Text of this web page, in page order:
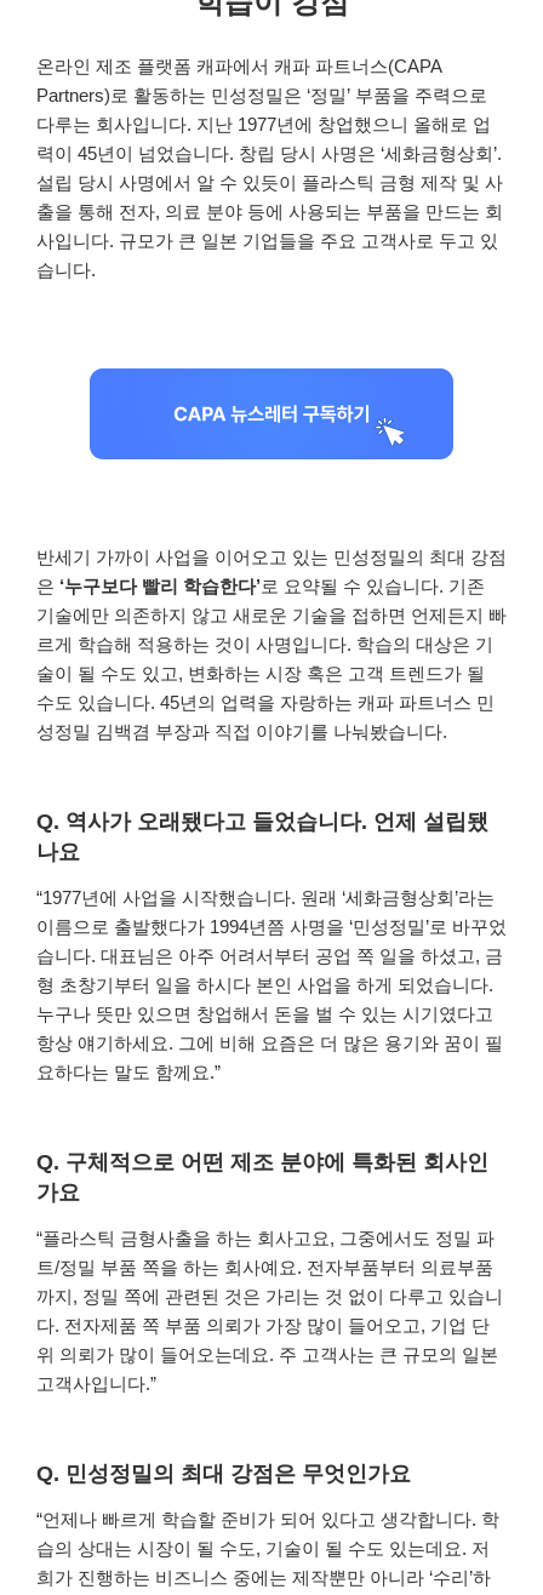
온라인 제조 플랫폼 캐파에서 캐파 파트너스(CAPA
Partners)로 활동하는 민성정밀은 ‘정밀’ 부품을 주력으로
다루는 회사입니다. 지난 1977년에 창업했으니 올해로 업
력이 45년이 넘었습니다. 창립 당시 사명은 ‘세화금형상회’.
설립 당시 사명에서 알 수 있듯이 플라스틱 금형 제작 및 사
출을 통해 전자, 의료 분야 등에 사용되는 부품을 만드는 회
사입니다. 규모가 큰 일본 기업들을 주요 고객사로 두고 있
습니다.
반세기 가까이 사업을 이어오고 있는 민성정밀의 최대 강점
은 ‘누구보다 빨리 학습한다’로 요약될 수 있습니다. 기존
기술에만 의존하지 않고 새로운 기술을 접하면 언제든지 빠
르게 학습해 적용하는 것이 사명입니다. 학습의 대상은 기
술이 될 수도 있고, 변화하는 시장 혹은 고객 트렌드가 될
수도 있습니다. 45년의 업력을 자랑하는 캐파 파트너스 민
성정밀 김백겸 부장과 직접 이야기를 나눠봤습니다.
Q. 역사가 오래됐다고 들었습니다. 언제 설립됐
나요
“1977년에 사업을 시작했습니다. 원래 ‘세화금형상회’라는
이름으로 출발했다가 1994년쯤 사명을 ‘민성정밀’로 바꾸었
습니다. 대표님은 아주 어려서부터 공업 쪽 일을 하셨고, 금
형 초창기부터 일을 하시다 본인 사업을 하게 되었습니다.
누구나 뜻만 있으면 창업해서 돈을 벌 수 있는 시기였다고
항상 얘기하세요. 그에 비해 요즘은 더 많은 용기와 꿈이 필
요하다는 말도 함께요.”
Q. 구체적으로 어떤 제조 분야에 특화된 회사인
가요
“플라스틱 금형사출을 하는 회사고요, 그중에서도 정밀 파
트/정밀 부품 쪽을 하는 회사예요. 전자부품부터 의료부품
까지, 정밀 쪽에 관련된 것은 가리는 것 없이 다루고 있습니
다. 전자제품 쪽 부품 의뢰가 가장 많이 들어오고, 기업 단
위 의뢰가 많이 들어오는데요. 주 고객사는 큰 규모의 일본
고객사입니다.”
Q. 민성정밀의 최대 강점은 무엇인가요
“언제나 빠르게 학습할 준비가 되어 있다고 생각합니다. 학
습의 상대는 시장이 될 수도, 기술이 될 수도 있는데요. 저
희가 진행하는 비즈니스 중에는 제작뿐만 아니라 ‘수리’하